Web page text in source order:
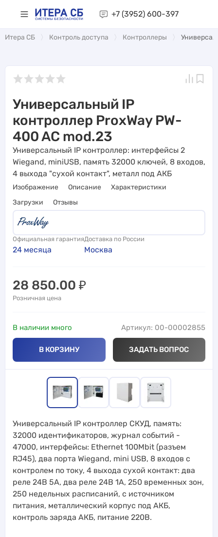
+7 (3952) 600-397
Итера СБ Контроль доступа Контроллеры
Универсальный IP
контроллер ProxWay PW-
400 AC mod.23
Универсальный IP контроллер: интерфейсы 2
Wiegand, miniUSB, память 32000 ключей, 8 входов,
4 выхода "сухой контакт", металл под АКБ
Изображение Описание
Характеристики
Загрузки
Отзывы
Официальная гарантия
24 месяца
Доставка по России
Москва
28 850.00 ₽
Розничная цена
В наличии много Артикул: 00-00002855
В КОРЗИНУ ЗАДАТЬ ВОПРОС
Универсальный IP контроллер СКУД, память:
32000 идентификаторов, журнал событий -
47000, интерфейсы: Ethernet 100Mbit (разъем
RJ45), два порта Wiegand, mini USB, 8 входов с
контролем по току, 4 выхода сухой контакт: два
реле 24В 5А, два реле 24В 1А, 250 временных зон,
250 недельных расписаний, с источником
питания, металлический корпус под АКБ,
контроль заряда АКБ, питание 220В.